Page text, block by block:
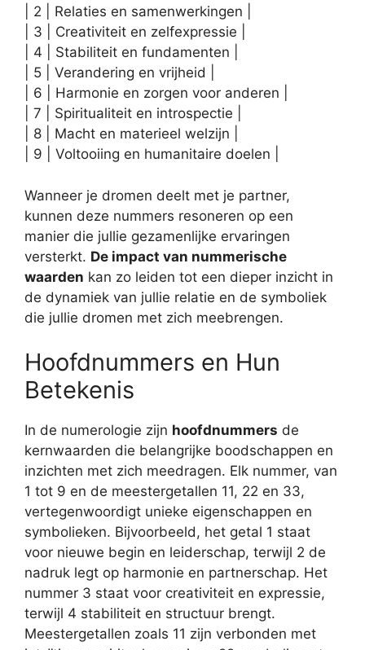
| 2 | Relaties en samenwerkingen |
| 3 | Creativiteit en zelfexpressie |
| 4 | Stabiliteit en fundamenten |
| 5 | Verandering en vrijheid |
| 6 | Harmonie en zorgen voor anderen |
| 7 | Spiritualiteit en introspectie |
| 8 | Macht en materieel welzijn |
| 9 | Voltooiing en humanitaire doelen |
Wanneer je dromen deelt met je partner,
kunnen deze nummers resoneren op een
manier die jullie gezamenlijke ervaringen
versterkt. De impact van nummerische
waarden kan zo leiden tot een dieper inzicht in
de dynamiek van jullie relatie en de symboliek
die jullie dromen met zich meebrengen.
Hoofdnummers en Hun
Betekenis
In de numerologie zijn hoofdnummers de
kernwaarden die belangrijke boodschappen en
inzichten met zich meedragen. Elk nummer, van
1 tot 9 en de meestergetallen 11, 22 en 33,
vertegenwoordigt unieke eigenschappen en
symbolieken. Bijvoorbeeld, het getal 1 staat
voor nieuwe begin en leiderschap, terwijl 2 de
nadruk legt op harmonie en partnerschap. Het
nummer 3 staat voor creativiteit en expressie,
terwijl 4 stabiliteit en structuur brengt.
Meestergetallen zoals 11 zijn verbonden met